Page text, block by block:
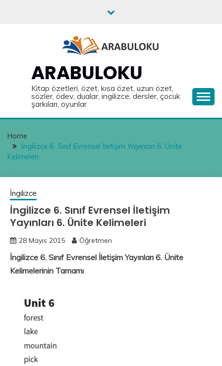
ARABULOKU
Kitap özetleri, özet, kısa özet, uzun özet,
sözler, ödev, dualar, ingilizce, dersler, çocuk
şarkıları, oyunlar
Home
İngilizce 6. Sınıf Evrensel İletişim Yayınları 6. Ünite
Kelimeleri
İngilizce
İngilizce 6. Sınıf Evrensel İletişim
Yayınları 6. Ünite Kelimeleri
28 Mayıs 2015 Öğretmen
İngilizce 6. Sınıf Evrensel İletişim Yayınları 6. Ünite
Kelimelerinin Tamamı